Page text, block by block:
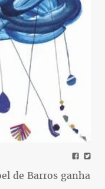
de Barros ganha